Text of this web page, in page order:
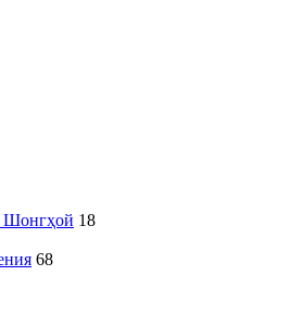
Шонгҳой 18
68